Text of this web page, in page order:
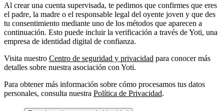
Al crear una cuenta supervisada, te pedimos que confirmes que eres
el padre, la madre o el responsable legal del oyente joven y que des
tu consentimiento mediante uno de los métodos que aparecen a
continuación. Esto puede incluir la verificación a través de Yoti, una
empresa de identidad digital de confianza.
Visita nuestro Centro de seguridad y privacidad para conocer más
detalles sobre nuestra asociación con Yoti.
Para obtener más información sobre cómo procesamos tus datos
personales, consulta nuestra Política de Privacidad.